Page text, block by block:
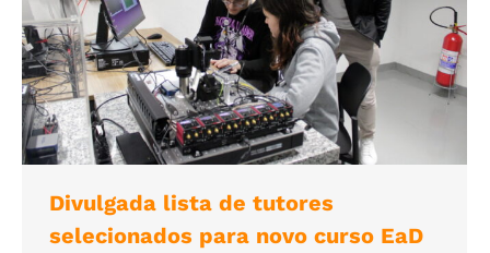
Divulgada lista de tutores
selecionados para novo curso EaD